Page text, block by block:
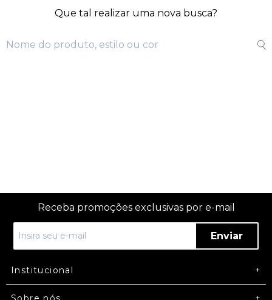
Que tal realizar uma nova busca?
Receba promoções exclusivas por e-mail
Enviar
Institucional